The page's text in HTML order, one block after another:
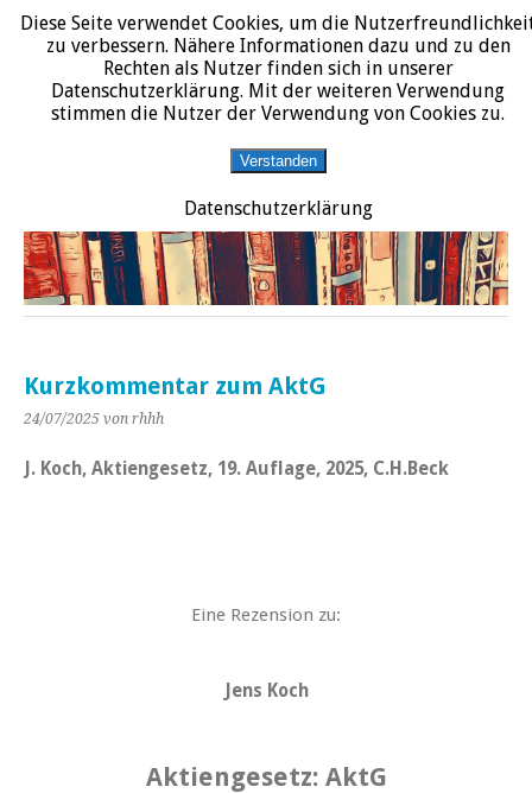
START DATENSCHUTZERKLÄRUNG IMPRESSUM ÜBER JURALIT
JURALIT
Rezensionen juristischer Literatur
Kurzkommentar zum AktG
24/07/2025 von rhhh
J. Koch, Aktiengesetz, 19. Auflage, 2025, C.H.Beck
Eine Rezension zu:
Jens Koch
Aktiengesetz: AktG
Diese Seite verwendet Cookies, um die
zu verbessern. Nähere Informationen dazu und zu den
Rechten als Nutzer finden sich in unserer
Datenschutzerklärung. Mit der weiteren Verwendung
stimmen die Nutzer der Verwendung von Cookies zu.
Verstanden
Datenschutzerklärung